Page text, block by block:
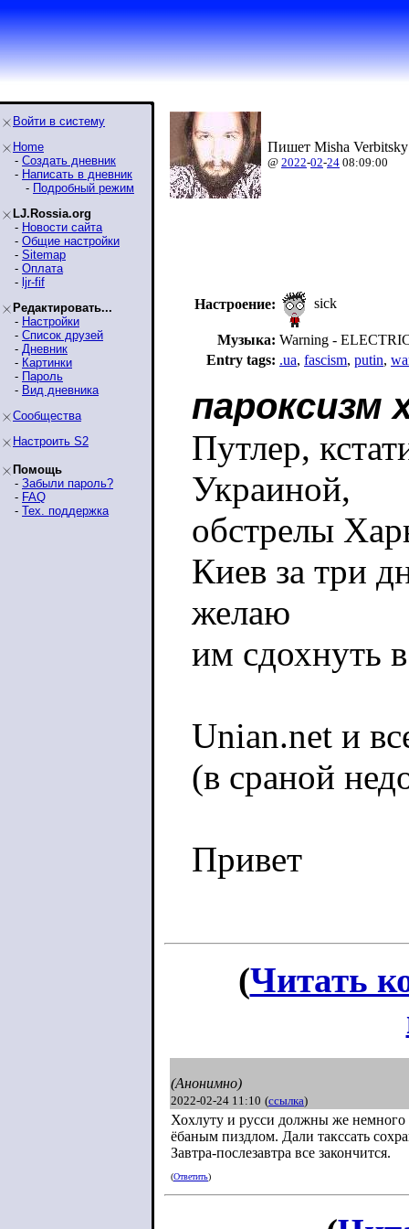
Войти в систему
Home
- Создать дневник
- Написать в дневник
- Подробный режим
LJ.Rossia.org
- Новости сайта
- Общие настройки
- Sitemap
- Оплата
- ljr-fif
Редактировать...
- Настройки
- Список друзей
- Дневник
- Картинки
- Пароль
- Вид дневника
Сообщества
Настроить S2
Помощь
- Забыли пароль?
- FAQ
- Тех. поддержка
Пишет Misha
@ 2022-02-24 08:09:00
Настроение: sick
Музыка: Warning -
Entry tags: .ua, fascism, putin,
пароксизм
Путлер,
Украиной,
обстрелы
Киев за три
желаю
им сдохнуть
Unian.net и
(в сраной
Привет
(Читать
(Анонимно)
2022-02-24 11:10 (ссылка)
Хохлуту и русси должны же немного
ёбаным пиздлом. Дали такссать
Завтра-послезавтра все закончится.
(Ответить)